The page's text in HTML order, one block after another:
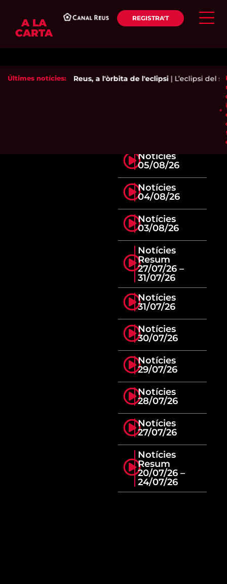
A LA
CARTA
REGISTRA'T
Últimes notícies: Reus, a l'òrbita de l'eclipsi| L’eclipsi del
Notícies
05/08/26
Notícies
04/08/26
Notícies
03/08/26
Notícies
Resum
27/07/26 –
31/07/26
Notícies
31/07/26
Notícies
30/07/26
Notícies
29/07/26
Notícies
28/07/26
Notícies
27/07/26
Notícies
Resum
20/07/26 –
24/07/26